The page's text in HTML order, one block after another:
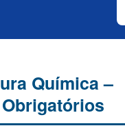
Química –